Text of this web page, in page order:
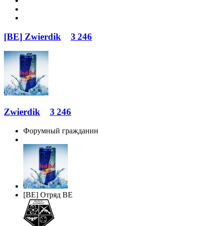
[BE] Zwierdik 3 246
Zwierdik 3 246
Форумный гражданин
[BE] Отряд BE